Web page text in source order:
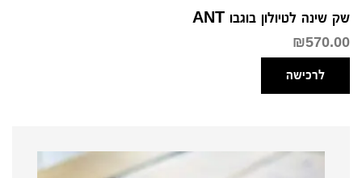
שק שינה לטיולון בוגבו ANT
₪570.00
לרכישה